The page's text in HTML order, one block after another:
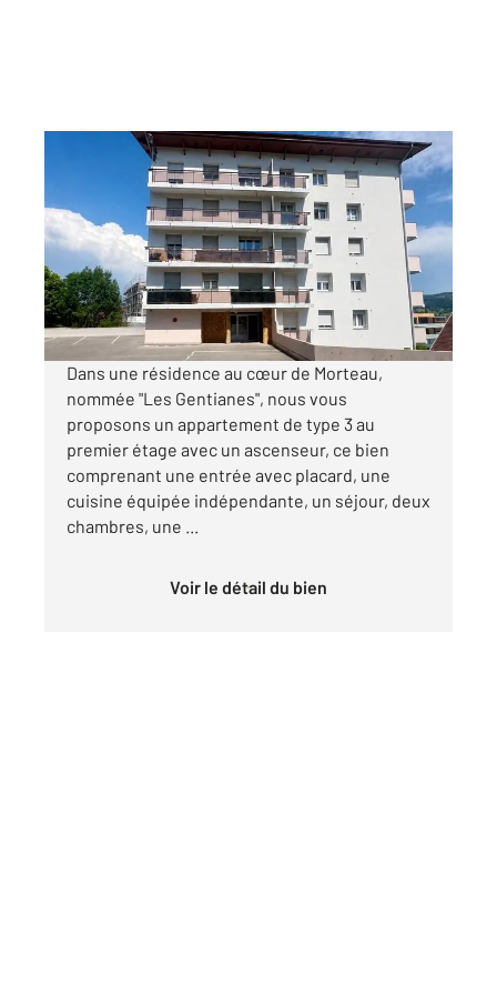
MORTEAU 25
, 4 pièces
Ref : 10363
Appartement F3 à louer
850 €
par mois charges comprises
Dans une résidence au cœur de Morteau,
nommée "Les Gentianes", nous vous
proposons un appartement de type 3 au
premier étage avec un ascenseur, ce bien
comprenant une entrée avec placard, une
cuisine équipée indépendante, un séjour, deux
chambres, une ...
Voir le détail du bien